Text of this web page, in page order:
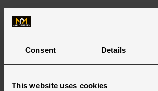
Consent Details
This website uses cookies
Branscher